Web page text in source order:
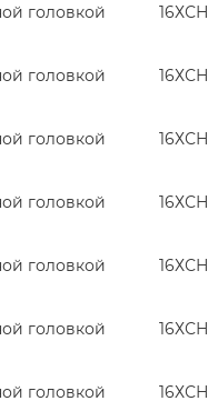
головкой 16ХСН
головкой 16ХСН
головкой 16ХСН
головкой 16ХСН
головкой 16ХСН
головкой 16ХСН
головкой 16ХСН